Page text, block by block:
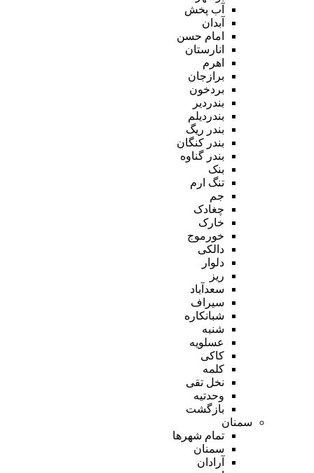
آب پخش
آبدان
امام حسن
انارستان
اهرم
برازجان
بردخون
بندردیر
بندردیلم
بندر ریگ
بندر کنگان
بندر گناوه
بنک
تنگ ارم
جم
چغادک
خارک
خورموج
دالکی
دلوار
ریز
سعدآباد
سیراف
شبانکاره
شنبه
عسلویه
کاکی
کلمه
نخل تقی
وحدتیه
بازگشت
سمنان
تمام شهر‌ها
سمنان
آرادان